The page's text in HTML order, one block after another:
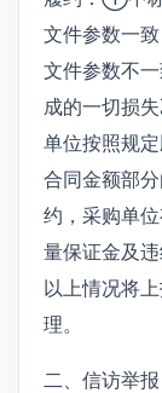
文件参数一
文件参数不
成的一切损
单位按照规
合同金额部
约，采购单
量保证金及
以上情况将
理。
二、信访举报